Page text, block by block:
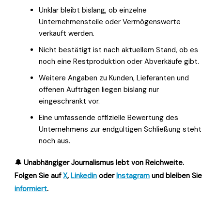
Unklar bleibt bislang, ob einzelne
Unternehmensteile oder Vermögenswerte
verkauft werden.
Nicht bestätigt ist nach aktuellem Stand, ob es
noch eine Restproduktion oder Abverkäufe gibt.
Weitere Angaben zu Kunden, Lieferanten und
offenen Aufträgen liegen bislang nur
eingeschränkt vor.
Eine umfassende offizielle Bewertung des
Unternehmens zur endgültigen Schließung steht
noch aus.
🔔 Unabhängiger Journalismus lebt von Reichweite.
Folgen Sie aufX, Linkedin oderInstagram und bleiben Sie
informiert.